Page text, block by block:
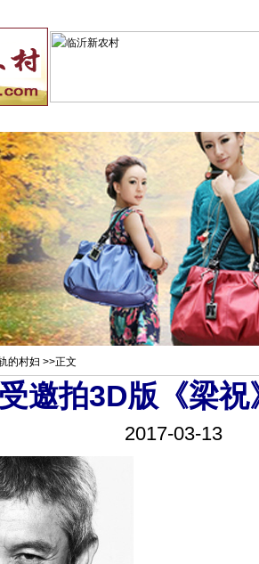
的村妇 >>正文
邀拍3D版《梁祝
2017-03-13